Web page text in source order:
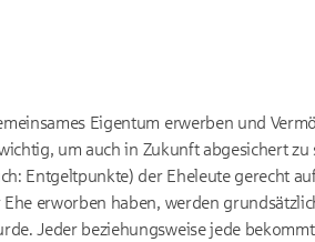
Eigentum erwerben und
um auch in Zukunft abgesichert
Entgeltpunkte) der Eheleute gerecht
erworben haben, werden
Jeder beziehungsweise jede